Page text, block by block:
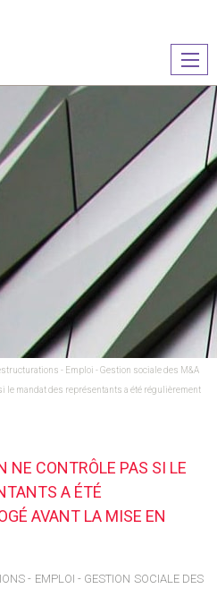
le
- Emploi - Gestion sociale des M&A
le mandat des représentants a été régulièrement
NE CONTRÔLE PAS SI LE
A ÉTÉ
AVANT LA MISE EN
- EMPLOI - GESTION SOCIALE DES